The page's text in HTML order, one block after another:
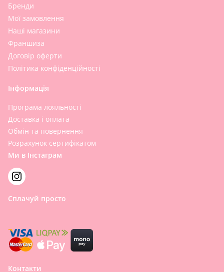
Бренди
Мої замовлення
Наші магазини
Франшиза
Договір оферти
Політика конфіденційності
Інформація
Програма лояльності
Доставка і оплата
Обмін та повернення
Розрахунок сертифікатом
Ми в Інстаграм
Сплачуй просто
Контакти